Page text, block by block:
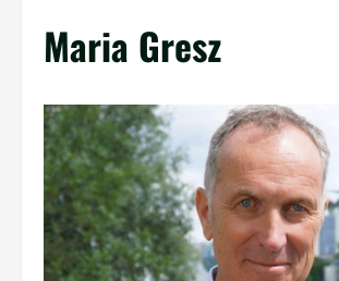
Maria Gresz